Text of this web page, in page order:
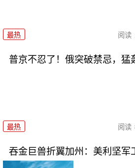
最热 阅读
普京不忍了！俄突破禁忌，猛
最热 阅读
吞金巨兽折翼加州：美利坚军